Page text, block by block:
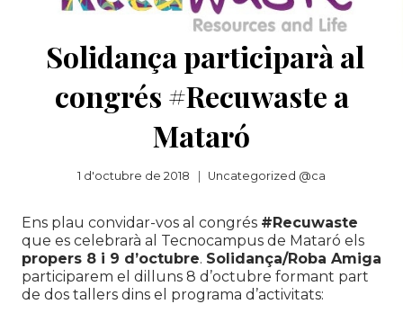
Solidança participarà al
congrés #Recuwaste a
Mataró
1 d'octubre de 2018 Uncategorized @ca
Ens plau convidar-vos al congrés #Recuwaste
que es celebrarà al Tecnocampus de Mataró els
propers 8 i 9 d’octubre. Solidança/Roba Amiga
participarem el dilluns 8 d’octubre formant part
de dos tallers dins el programa d’activitats: